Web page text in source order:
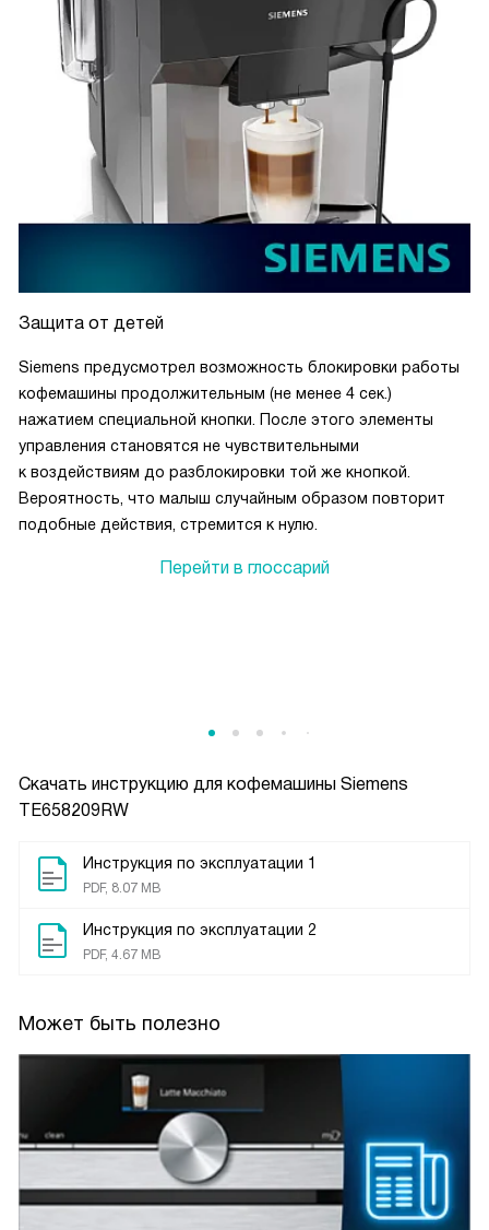
Скачать инструкцию для кофемашины Siemens
TE658209RW
Инструкция по эксплуатации 1
PDF, 8.07 MB
Инструкция по эксплуатации 2
PDF, 4.67 MB
Может быть полезно
Защита от детей
Siemens предусмотрел возможность блокировки работы
кофемашины продолжительным (не менее 4 сек.)
нажатием специальной кнопки. После этого элементы
управления становятся не чувствительными
к воздействиям до разблокировки той же кнопкой.
Вероятность, что малыш случайным образом повторит
подобные действия, стремится к нулю.
Перейти в глоссарий